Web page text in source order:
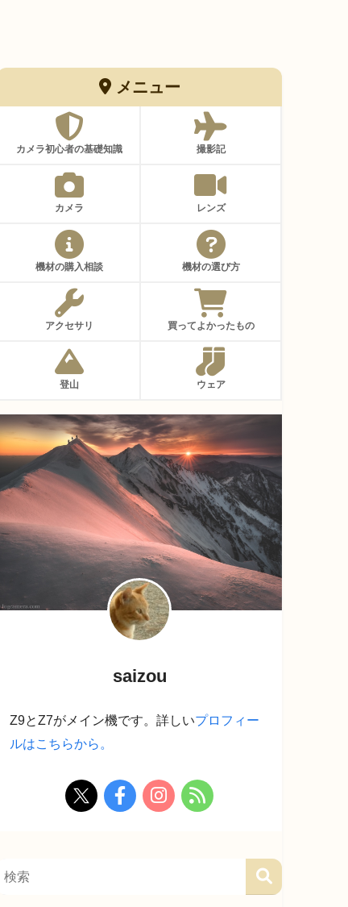
メニュー
カメラ初心者の基礎知識 撮影記
カメラ レンズ
機材の購入相談 機材の選び方
アクセサリ 買ってよかったもの
登山 ウェア
saizou
Z9とZ7がメイン機です。詳しいプロフィー
ルはこちらから。